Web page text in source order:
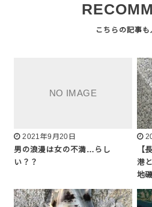
2021年9月20日
男の浪漫は女の不満…らし
い？？
【
港
地